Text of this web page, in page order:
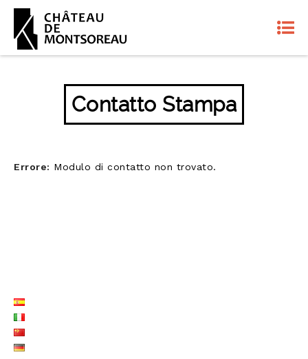
Contatto Stampa
Errore: Modulo di contatto non trovato.